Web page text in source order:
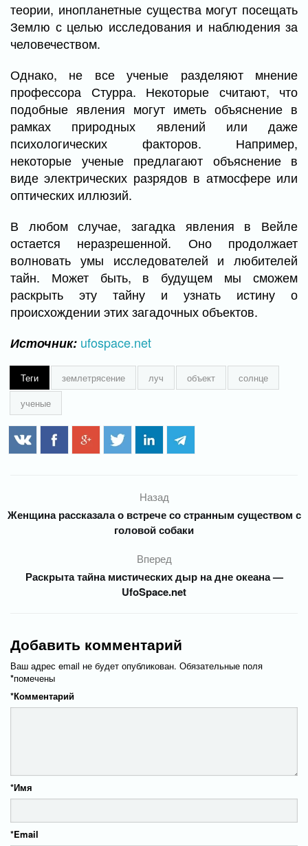
теории, инопланетные существа могут посещать
Землю с целью исследования и наблюдения за
человечеством.
Однако, не все ученые разделяют мнение
профессора Стурра. Некоторые считают, что
подобные явления могут иметь объяснение в
рамках природных явлений или даже
психологических факторов. Например,
некоторые ученые предлагают объяснение в
виде электрических разрядов в атмосфере или
оптических иллюзий.
В любом случае, загадка явления в Вейле
остается неразрешенной. Оно продолжает
волновать умы исследователей и любителей
тайн. Может быть, в будущем мы сможем
раскрыть эту тайну и узнать истину о
происхождении этих загадочных объектов.
Источник: ufospace.net
Теги землетрясение луч объект
солнце
ученые
Назад
Женщина рассказала о встрече со странным существом с
головой собаки
Вперед
Раскрыта тайна мистических дыр на дне океана —
UfoSpace.net
Добавить комментарий
Ваш адрес email не будет опубликован. Обязательные поля
помечены
*
Комментарий
*
Имя
*
Email
*